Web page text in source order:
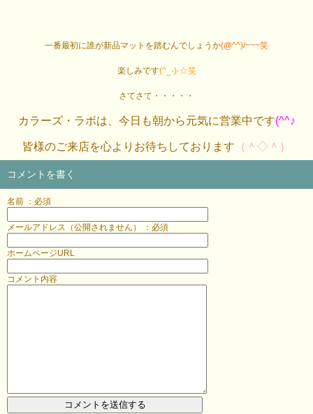
一番最初に誰が新品マットを踏むんでしょうか(@^^)/~~~笑
楽しみです(^_-)-☆笑
さてさて・・・・・
カラーズ・ラボは、今日も朝から元気に営業中です(^^♪
皆様のご来店を心よりお待ちしております （＾◇＾）
コメントを書く
名前 ：必須
メールアドレス（公開されません） ：必須
ホームページURL
コメント内容